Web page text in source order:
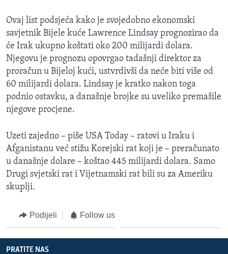
Ovaj list podsjeća kako je svojedobno ekonomski
savjetnik Bijele kuće Lawrence Lindsay prognozirao da
će Irak ukupno koštati oko 200 milijardi dolara.
Njegovu je prognozu opovrgao tadašnji direktor za
proračun u Bijeloj kući, ustvrdivši da neće biti više od
60 milijardi dolara. Lindsay je kratko nakon toga
podnio ostavku, a današnje brojke su uveliko premašile
njegove procjene.
Uzeti zajedno – piše USA Today – ratovi u Iraku i
Afganistanu već stižu Korejski rat koji je – preračunato
u današnje dolare – koštao 445 milijardi dolara. Samo
Drugi svjetski rat i Vijetnamski rat bili su za Ameriku
skuplji.
Podijeli Follow us
PRATITE NAS